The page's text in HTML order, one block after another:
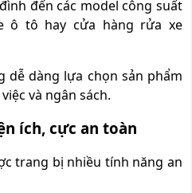
đến các model công suất
ô tô hay cửa hàng rửa xe
dễ dàng lựa chọn sản phẩm
và ngân sách.
ích, cực an toàn
trang bị nhiều tính năng an